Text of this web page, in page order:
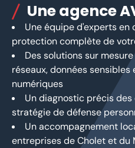
Une agence
Une équipe d'experts en
protection complète de
Des solutions sur
réseaux, données
numériques
Un diagnostic précis
stratégie de défense
Un accompagnement
entreprises de Cholet et